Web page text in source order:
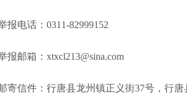
报电话：0311-82999152
报邮箱：xtxcl213@sina.com
寄信件：行唐县龙州镇正义街37号，行